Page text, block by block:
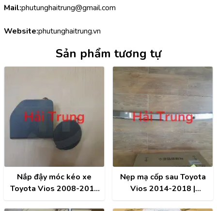
Mail:phutunghaitrung@gmail.com
Website:phutunghaitrung.vn
Sản phẩm tương tự
Nắp đậy móc kéo xe
Toyota Vios 2008-2018
Nẹp mạ cốp sau Toyota
Vios 2014-2018 |